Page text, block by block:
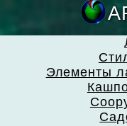
Элементы